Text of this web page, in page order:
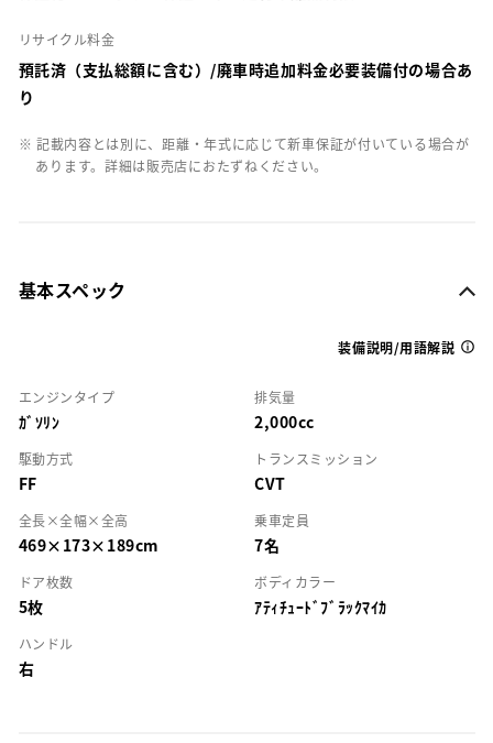
リサイクル料金
預託済（支払総額に含む）/廃車時追加料金必要装備付の場合あ
り
※ 記載内容とは別に、距離・年式に応じて新車保証が付いている場合が
あります。詳細は販売店におたずねください。
基本スペック
装備説明/用語解説
エンジンタイプ
ｶﾞｿﾘﾝ
排気量
2,000cc
駆動方式
FF
トランスミッション
CVT
全長×全幅×全高
469×173×189cm
乗車定員
7名
ドア枚数
5枚
ボディカラー
ｱﾃｨﾁｭｰﾄﾞﾌﾞﾗｯｸﾏｲｶ
ハンドル
右